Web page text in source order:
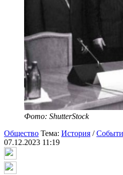
Фото: ShutterStock
Общество Тема: История /
07.12.2023 11:19